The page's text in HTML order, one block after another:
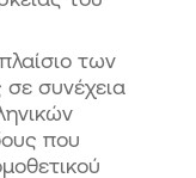
των
συνέχεια
που